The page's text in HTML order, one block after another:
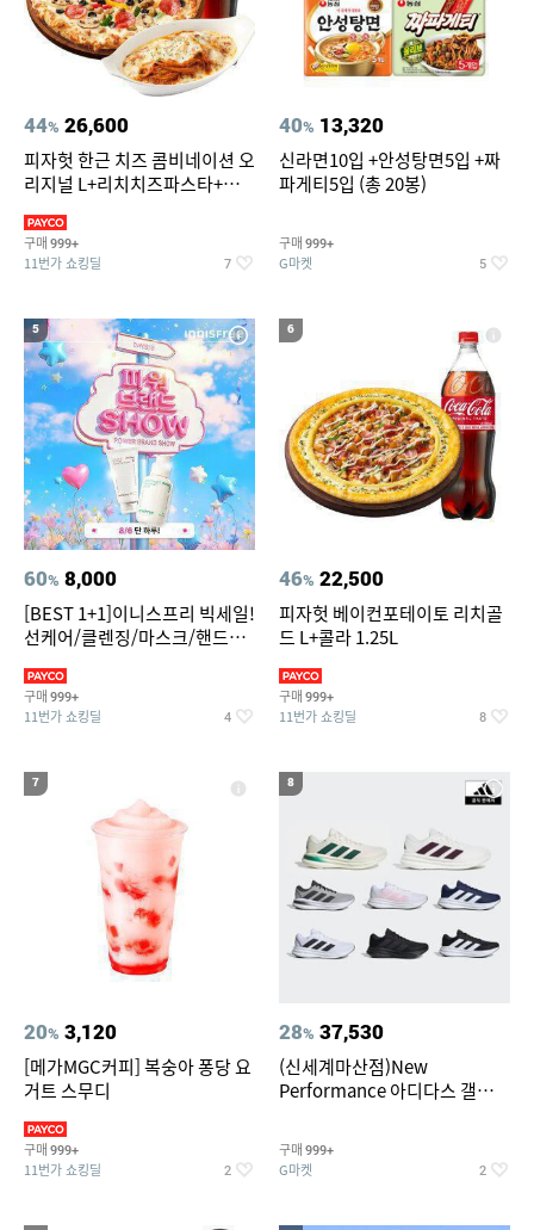
44% 26,600
피자헛 한근 치즈 콤비네이션 오
리지널 L+리치치즈파스타+콜
구매 999+
11번가 쇼킹딜 7
40% 13,320
신라면10입 +안성탕면5입 +짜
파게티5입 (총 20봉)
구매 999+
G마켓 5
5
60% 8,000
[BEST 1+1]이니스프리 빅세일!
선케어/클렌징/마스크/핸드크
구매 999+
11번가 쇼킹딜 4
6
46% 22,500
피자헛 베이컨포테이토 리치골
드 L+콜라 1.25L
구매 999+
11번가 쇼킹딜 8
7
20% 3,120
[메가MGC커피] 복숭아 퐁당 요
거트 스무디
구매 999+
11번가 쇼킹딜 2
8
28% 37,530
(신세계마산점)New
Performance 아디다스 갤럭시
구매 999+
G마켓 2